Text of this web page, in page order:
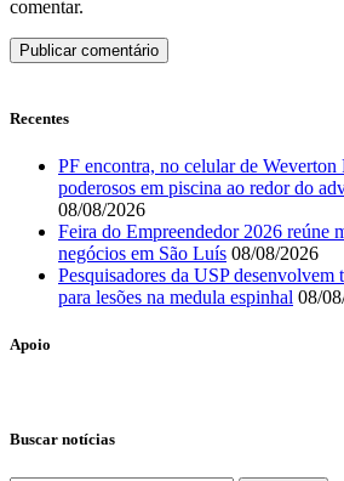
comentar.
Recentes
PF encontra, no celular de
poderosos em piscina ao redor do
08/08/2026
Feira do Empreendedor 2026 reúne
negócios em São Luís 08/08/2026
Pesquisadores da USP desenvolvem
para lesões na medula espinhal 08/
Apoio
Buscar notícias